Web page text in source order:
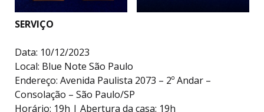
SERVIÇO
Data: 10/12/2023
Local: Blue Note São Paulo
Endereço: Avenida Paulista 2073 – 2º Andar –
Consolação – São Paulo/SP
Horário: 19h | Abertura da casa: 19h